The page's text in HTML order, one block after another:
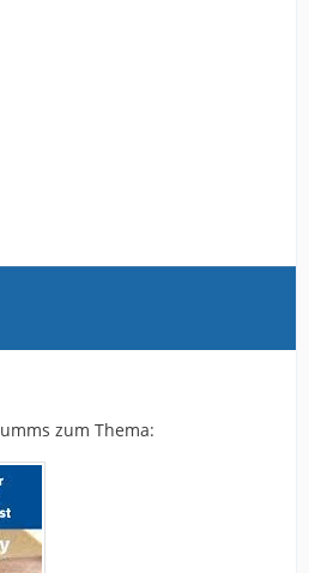
zum Thema: